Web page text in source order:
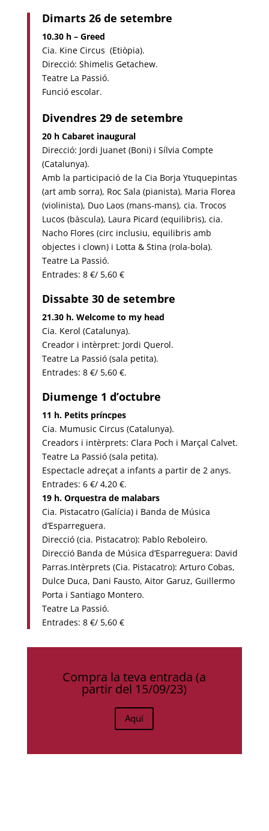
Dimarts 26 de setembre
10.30 h – Greed
Cia. Kine Circus (Etiòpia).
Direcció: Shimelis Getachew.
Teatre La Passió.
Funció escolar.
Divendres 29 de setembre
20 h Cabaret inaugural
Direcció: Jordi Juanet (Boni) i Sílvia Compte
(Catalunya).
Amb la participació de la Cia Borja Ytuquepintas
(art amb sorra), Roc Sala (pianista), Maria Florea
(violinista), Duo Laos (mans-mans), cia. Trocos
Lucos (bàscula), Laura Picard (equilibris), cia.
Nacho Flores (circ inclusiu, equilibris amb
objectes i clown) i Lotta & Stina (rola-bola).
Teatre La Passió.
Entrades: 8 €/ 5,60 €
Dissabte 30 de setembre
21.30 h. Welcome to my head
Cia. Kerol (Catalunya).
Creador i intèrpret: Jordi Querol.
Teatre La Passió (sala petita).
Entrades: 8 €/ 5,60 €.
Diumenge 1 d’octubre
11 h. Petits príncpes
Cia. Mumusic Circus (Catalunya).
Creadors i intèrprets: Clara Poch i Marçal Calvet.
Teatre La Passió (sala petita).
Espectacle adreçat a infants a partir de 2 anys.
Entrades: 6 €/ 4,20 €.
19 h. Orquestra de malabars
Cia. Pistacatro (Galícia) i Banda de Música
d’Esparreguera.
Direcció (cia. Pistacatro): Pablo Reboleiro.
Direcció Banda de Música d’Esparreguera: David
Parras.Intèrprets (Cia. Pistacatro): Arturo Cobas,
Dulce Duca, Dani Fausto, Aitor Garuz, Guillermo
Porta i Santiago Montero.
Teatre La Passió.
Entrades: 8 €/ 5,60 €
Compra la teva entrada (a
partir del 15/09/23)
Aquí